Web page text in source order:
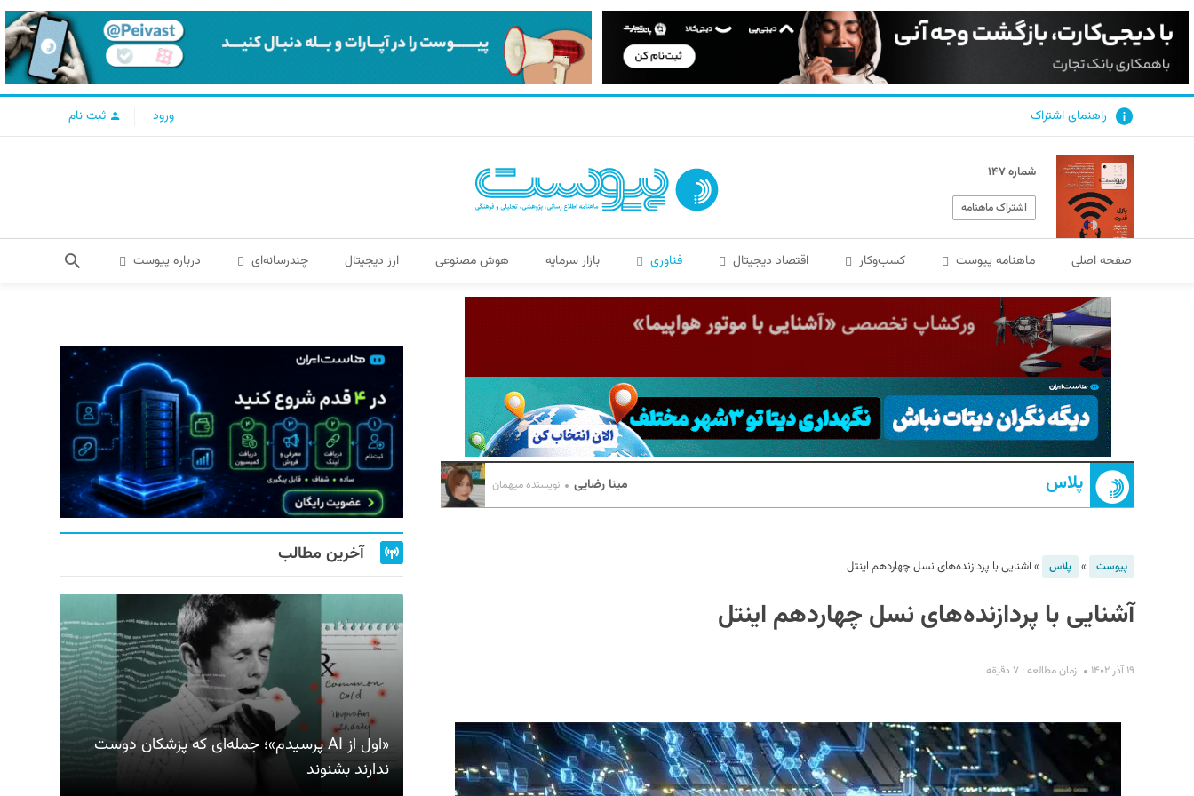
راهنمای اشتراک ورود ثبت نام
شماره ۱۴۷
اشتراک ماهنامه
صفحه اصلی ماهنامه پیوست کسب‌و‌کار اقتصاد دیجیتال فناوری بازار سرمایه هوش مصنوعی ارز دیجیتال چندرسانه‌ای درباره پیوست
پلاس مینا رضایی نویسنده میهمان
پیوست » پلاس »آشنایی با پردازنده‌های نسل چهاردهم اینتل
آشنایی با پردازنده‌های نسل چهاردهم اینتل
۱۹ آذر ۱۴۰۲ زمان مطالعه : ۷ دقیقه
آخرین مطالب
«اول از AI پرسیدم»؛ جمله‌ای که پزشکان دوست
ندارند بشنوند